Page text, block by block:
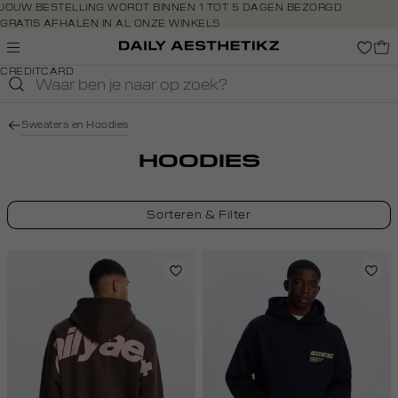
Navigeer
direct naar
de
Open de
direct
JOUW BESTELLING WORDT BINNEN 1 TOT 5 DAGEN BEZORGD
GRATIS AFHALEN IN AL ONZE WINKELS
GRATIS RETOURNEREN BINNEN 14 DAGEN IN DE WINKEL
BETAAL ZOALS JIJ WILT: O.A. IDEAL, RIVERTY, APPLE PAY &
CREDITCARD
Sweaters en Hoodies
HOODIES
Sorteren & Filter